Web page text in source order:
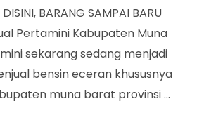
BARANG SAMPAI BARU
Pertamini Kabupaten Muna
sekarang sedang menjadi
bensin eceran khususnya
muna barat provinsi …